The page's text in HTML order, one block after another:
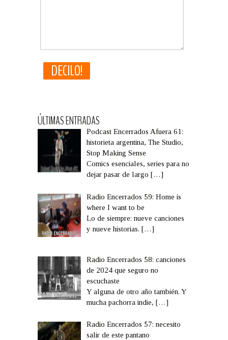
ÚLTIMAS ENTRADAS
Podcast Encerrados Afuera 61:
historieta argentina, The Studio,
Stop Making Sense
Comics esenciales, series para no
dejar pasar de largo[…]
Radio Encerrados 59: Home is
where I want to be
Lo de siempre: nueve canciones
y nueve historias.[…]
Radio Encerrados 58: canciones
de 2024 que seguro no
escuchaste
Y alguna de otro año también. Y
mucha pachorra indie,[…]
Radio Encerrados 57: necesito
salir de este pantano